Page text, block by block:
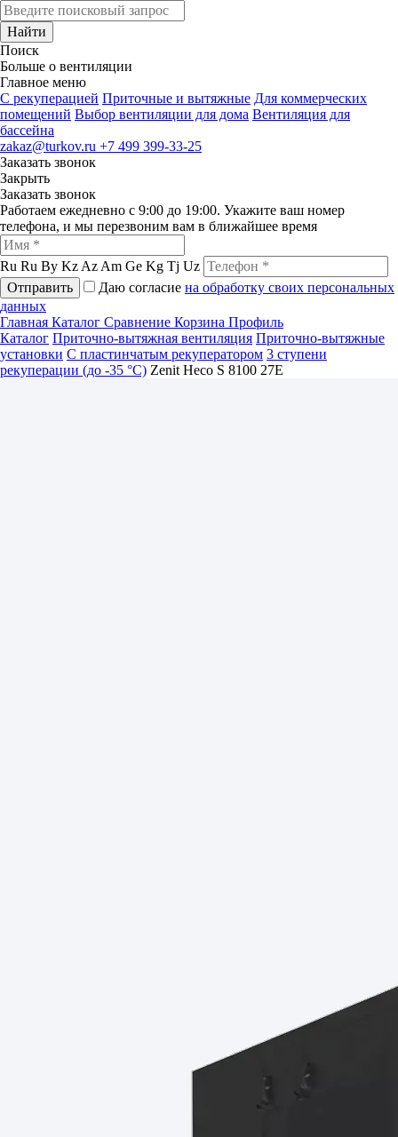
Найти
Поиск
Больше о вентиляции
Главное меню
C рекуперацией Приточные и вытяжные Для коммерческих
помещений Выбор вентиляции для дома Вентиляция для
бассейна
zakaz@turkov.ru +7 499 399-33-25
Заказать звонок
Закрыть
Заказать звонок
Работаем ежедневно с 9:00 до 19:00. Укажите ваш номер
телефона, и мы перезвоним вам в ближайшее время
Ru Ru By Kz Az Am Ge Kg Tj Uz
Отправить
Даю согласие на обработку своих персональных
данных
Главная Каталог Сравнение Корзина Профиль
Каталог Приточно-вытяжная вентиляция Приточно-вытяжные
установки С пластинчатым рекуператором 3 ступени
рекуперации (до -35 °C) Zenit Heco S 8100 27E